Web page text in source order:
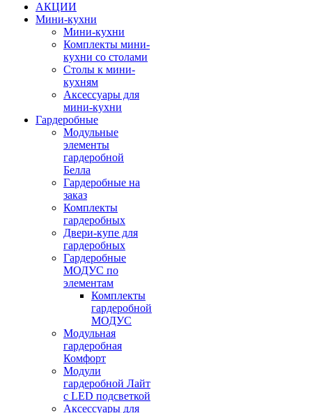
АКЦИИ
Мини-кухни
Мини-кухни
Комплекты мини-
кухни со столами
Столы к мини-
кухням
Аксессуары для
мини-кухни
Гардеробные
Модульные
элементы
гардеробной
Белла
Гардеробные на
заказ
Комплекты
гардеробных
Двери-купе для
гардеробных
Гардеробные
МОДУС по
элементам
Комплекты
гардеробной
МОДУС
Модульная
гардеробная
Комфорт
Модули
гардеробной Лайт
с LED подсветкой
Аксессуары для